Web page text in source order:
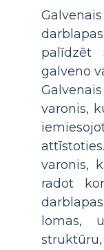
palīdzēt
galveno
varonis,
varonis,
radot
lomas,